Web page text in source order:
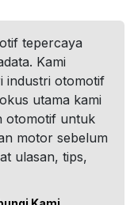
tepercaya
Kami
industri otomotif
utama kami
otomotif untuk
motor sebelum
ulasan, tips,